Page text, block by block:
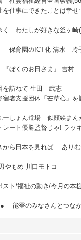
仕事にできたことは幸
く わたしが好きな釜ヶ崎
保育園のICT化 清水 玲
ぼくのお日さま』 吉村
を訪ねて 生田 武志
者支援団体「芒草心」を
ーしょん道場 似顔絵まん
ート優勝監督じゃ! ラッ
から日本を見れば あり
もめ 川口モトコ
スト/福祉の動き/今月の本棚
● 能登のみなさんとつな